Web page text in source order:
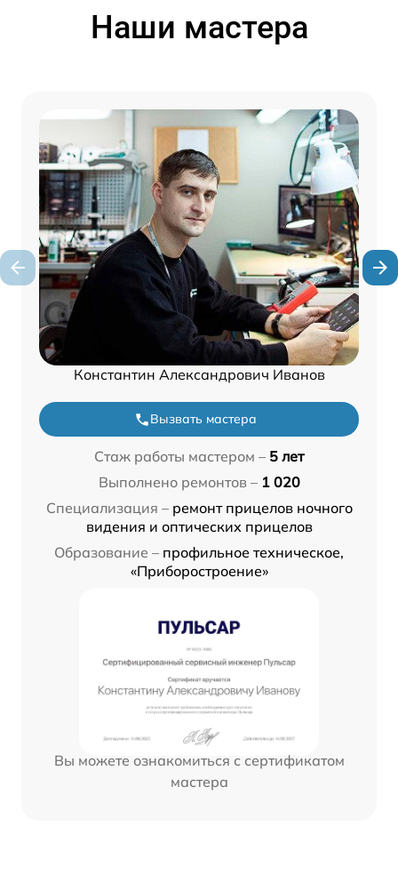
Наши мастера
Константин Александрович Иванов
Вызвать мастера
Стаж работы мастером – 5 лет
Выполнено ремонтов – 1 020
Специализация – ремонт прицелов ночного
видения и оптических прицелов
Образование – профильное техническое,
«Приборостроение»
Вы можете ознакомиться с сертификатом
мастера